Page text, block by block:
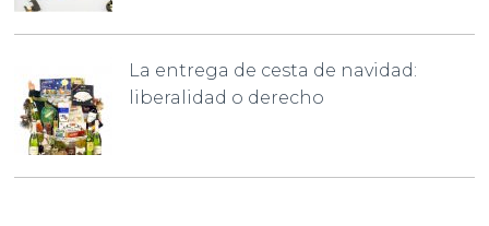
La entrega de cesta de navidad:
liberalidad o derecho